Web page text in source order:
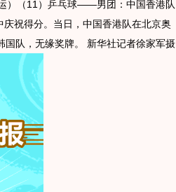
）（11）乒乓球——男团：中国香港队
祝得分。当日，中国香港队在北京奥
队，无缘奖牌。 新华社记者徐家军摄